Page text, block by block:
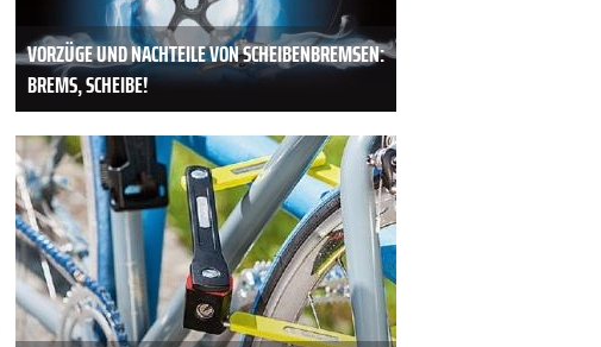
VORZÜGE UND NACHTEILE VON SCHEIBENBREMSEN:
BREMS, SCHEIBE!